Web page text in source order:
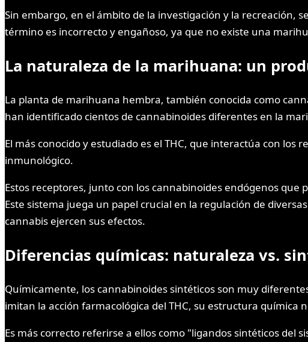
Sin embargo, en el ámbito de la investigación y la recreación,
término es incorrecto y engañoso, ya que no existe una
La naturaleza de la marihuana: un
La planta de marihuana hembra, también conocida como
han identificado cientos de cannabinoides diferentes en la
El más conocido y estudiado es el THC, que interactúa con
inmunológico.
Estos receptores, junto con los cannabinoides endógenos
Este sistema juega un papel crucial en la regulación de
cannabis ejercen sus efectos.
Diferencias químicas: naturaleza vs.
Químicamente, los cannabinoides sintéticos son muy
imitan la acción farmacológica del THC, su estructura química
Es más correcto referirse a ellos como "ligandos sintéticos